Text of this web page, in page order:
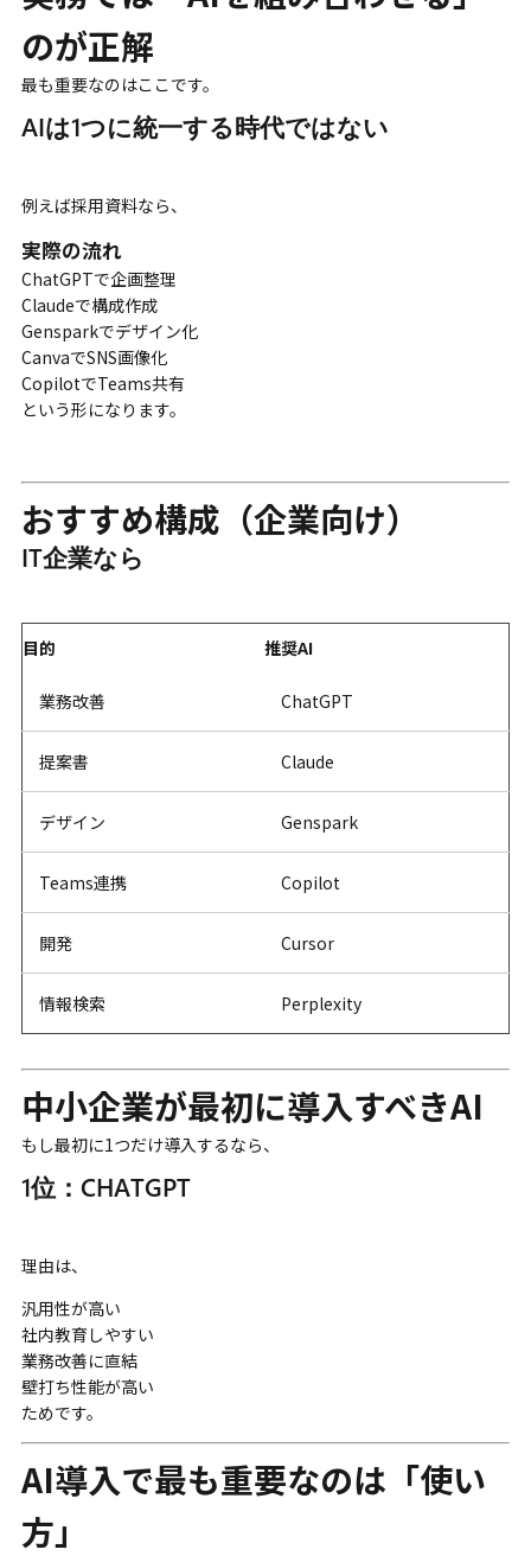
のが正解
最も重要なのはここです。
AIは1つに統一する時代ではない
例えば採用資料なら、
実際の流れ
ChatGPTで企画整理
Claudeで構成作成
Gensparkでデザイン化
CanvaでSNS画像化
CopilotでTeams共有
という形になります。
おすすめ構成（企業向け）
IT企業なら
目的 推奨AI
業務改善 ChatGPT
提案書 Claude
デザイン Genspark
Teams連携 Copilot
開発 Cursor
情報検索 Perplexity
中小企業が最初に導入すべきAI
もし最初に1つだけ導入するなら、
1位：CHATGPT
理由は、
汎用性が高い
社内教育しやすい
業務改善に直結
壁打ち性能が高い
ためです。
AI導入で最も重要なのは「使い
方」